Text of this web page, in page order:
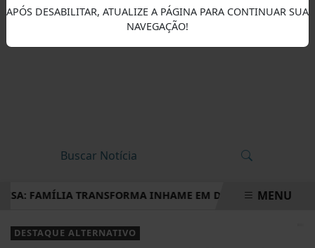
FAMÍLIA TRANSFORMA INHAME EM DOCES, PÃES E OUTRAS
EM ALTA
MENU
DESTAQUE ALTERNATIVO
APÓS DESABILITAR, ATUALIZE A PÁGINA PARA CONTINUAR SUA
NAVEGAÇÃO!